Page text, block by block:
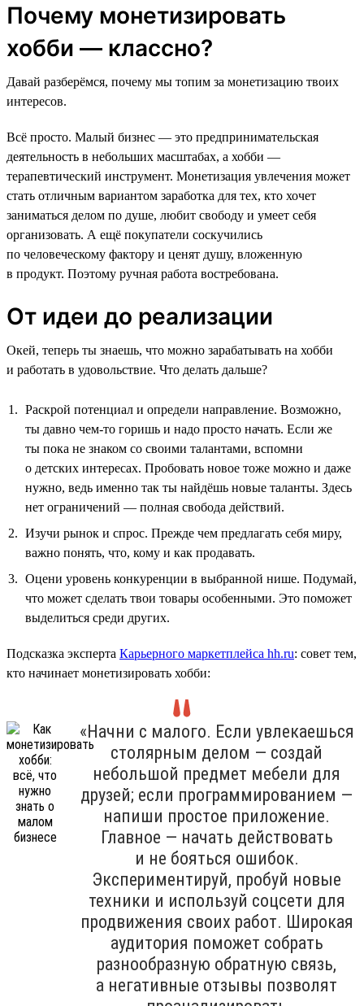
Почему монетизировать
хобби — классно?
Давай разберёмся, почему мы топим за монетизацию твоих
интересов.
Всё просто. Малый бизнес — это предпринимательская
деятельность в небольших масштабах, а хобби —
терапевтический инструмент. Монетизация увлечения может
стать отличным вариантом заработка для тех, кто хочет
заниматься делом по душе, любит свободу и умеет себя
организовать. А ещё покупатели соскучились
по человеческому фактору и ценят душу, вложенную
в продукт. Поэтому ручная работа востребована.
От идеи до реализации
Окей, теперь ты знаешь, что можно зарабатывать на хобби
и работать в удовольствие. Что делать дальше?
Раскрой потенциал и определи направление. Возможно,
ты давно чем-то горишь и надо просто начать. Если же
ты пока не знаком со своими талантами, вспомни
о детских интересах. Пробовать новое тоже можно и даже
нужно, ведь именно так ты найдёшь новые таланты. Здесь
нет ограничений — полная свобода действий.
Изучи рынок и спрос. Прежде чем предлагать себя миру,
важно понять, что, кому и как продавать.
Оцени уровень конкуренции в выбранной нише. Подумай,
что может сделать твои товары особенными. Это поможет
выделиться среди других.
Подсказка эксперта Карьерного маркетплейса hh.ru: совет тем,
кто начинает монетизировать хобби:
«Начни с малого. Если увлекаешься
столярным делом — создай
небольшой предмет мебели для
друзей; если программированием —
напиши простое приложение.
Главное — начать действовать
и не бояться ошибок.
Экспериментируй, пробуй новые
техники и используй соцсети для
продвижения своих работ. Широкая
аудитория поможет собрать
разнообразную обратную связь,
а негативные отзывы позволят